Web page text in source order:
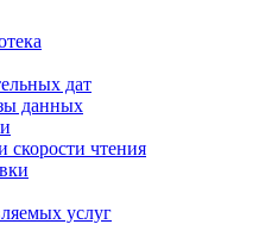
дат
данных
скорости чтения
услуг